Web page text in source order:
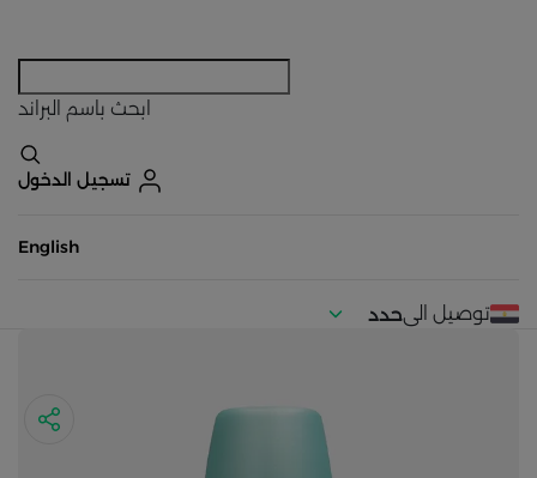
ابحث باسم البراند
تسجيل الدخول
English
توصيل الىحدد